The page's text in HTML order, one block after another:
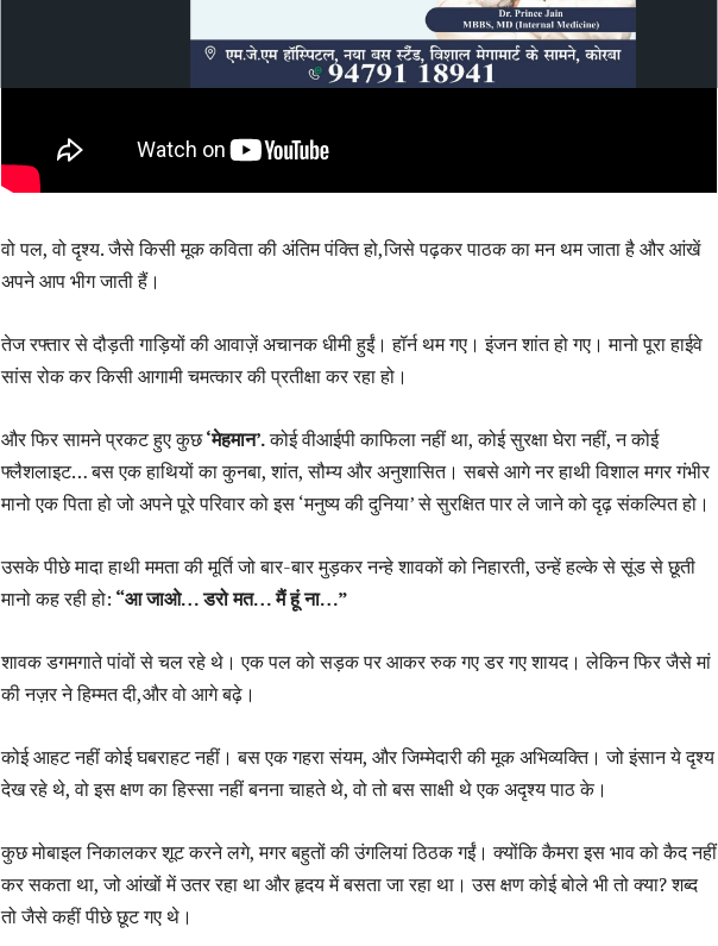
वो पल, वो दृश्य. जैसे किसी मूक कविता की अंतिम पंक्ति हो,जिसे पढ़कर पाठक का मन थम जाता है और आंखें
अपने आप भीग जाती हैं।
तेज रफ्तार से दौड़ती गाड़ियों की आवाज़ें अचानक धीमी हुईं। हॉर्न थम गए। इंजन शांत हो गए। मानो पूरा हाईवे
सांस रोक कर किसी आगामी चमत्कार की प्रतीक्षा कर रहा हो।
और फिर सामने प्रकट हुए कुछ‘मेहमान’.कोई वीआईपी काफिला नहीं था, कोई सुरक्षा घेरा नहीं, न कोई
फ्लैशलाइट… बस एक हाथियों का कुनबा, शांत, सौम्य और अनुशासित। सबसे आगे नर हाथी विशाल मगर गंभीर
मानो एक पिता हो जो अपने पूरे परिवार को इस ‘मनुष्य की दुनिया’ से सुरक्षित पार ले जाने को दृढ़ संकल्पित हो।
उसके पीछे मादा हाथी ममता की मूर्ति जो बार-बार मुड़कर नन्हे शावकों को निहारती, उन्हें हल्के से सूंड से छूती
मानो कह रही हो: “आ जाओ… डरो मत… मैं हूं ना…”
शावक डगमगाते पांवों से चल रहे थे। एक पल को सड़क पर आकर रुक गए डर गए शायद। लेकिन फिर जैसे मां
की नज़र ने हिम्मत दी,और वो आगे बढ़े।
कोई आहट नहीं कोई घबराहट नहीं। बस एक गहरा संयम, और जिम्मेदारी की मूक अभिव्यक्ति। जो इंसान ये दृश्य
देख रहे थे, वो इस क्षण का हिस्सा नहीं बनना चाहते थे, वो तो बस साक्षी थे एक अदृश्य पाठ के।
कुछ मोबाइल निकालकर शूट करने लगे, मगर बहुतों की उंगलियां ठिठक गईं। क्योंकि कैमरा इस भाव को कैद नहीं
कर सकता था, जो आंखों में उतर रहा था और हृदय में बसता जा रहा था। उस क्षण कोई बोले भी तो क्या? शब्द
तो जैसे कहीं पीछे छूट गए थे।